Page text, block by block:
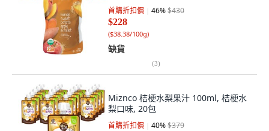
首購折扣價 46%$430
$228
($38.38/100g)
缺貨
(3)
Miznco 桔梗水梨果汁 100ml, 桔梗水
梨口味, 20包
首購折扣價 40%$379